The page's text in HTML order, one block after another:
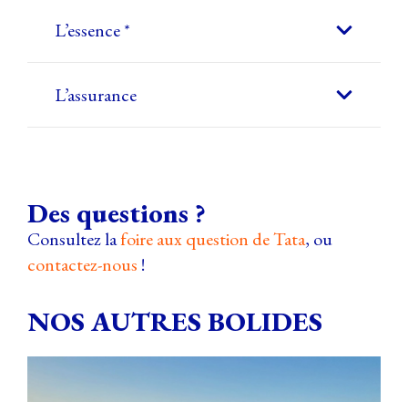
L’essence *
L’assurance
Des questions ?
Consultez lafoire aux question de Tata, ou
contactez-nous !
NOS AUTRES BOLIDES